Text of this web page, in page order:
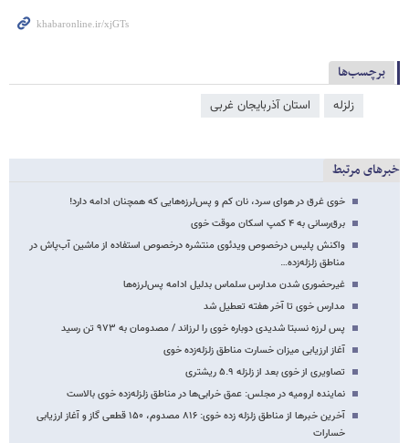
برچسب‌ها
زلزله استان آذربایجان غربی
خبرهای مرتبط
خوی غرق در هوای سرد، نان کم و پس‌لرزه‌هایی که همچنان ادامه دارد!
برق‌رسانی به ۴ کمپ اسکان موقت خوی
واکنش پلیس درخصوص ویدئوی منتشره درخصوص استفاده از ماشین آب‌پاش در
مناطق زلزله‌زده…
غیرحضوری شدن مدارس سلماس بدلیل ادامه پس‌لرزه‌ها
مدارس خوی تا آخر هفته تعطیل شد
پس لرزه نسبتا شدیدی دوباره خوی را لرزاند / مصدومان به ۹۷۳ تن رسید
آغاز ارزیابی میزان خسارت مناطق زلزله‌زده خوی
تصاویری از خوی بعد از زلزله ۵.۹ ریشتری
نماینده ارومیه در مجلس: عمق خرابی‌ها در مناطق زلزله‌زده خوی بالاست
آخرین خبرها از مناطق زلزله زده خوی: ۸۱۶ مصدوم، ۱۵۰ قطعی گاز و آغاز ارزیابی
خسارات